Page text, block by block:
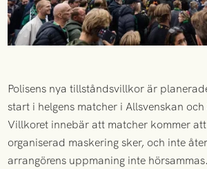
Polisens nya tillståndsvillkor är
start i helgens matcher i Allsvenskan
Villkoret innebär att matcher kommer
organiserad maskering sker, och inte
arrangörens uppmaning inte